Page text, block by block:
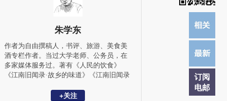
订阅
电邮
朱学东
作者为自由撰稿人，书评、旅游、美食美
酒专栏作者。当过大学老师、公务员，在
多家媒体服务过。著有《人民的饮食》
《江南旧闻录·故乡的味道》《江南旧闻录
+关注